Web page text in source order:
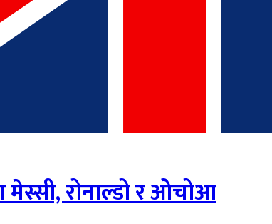
रोनाल्डो र ओचोआ